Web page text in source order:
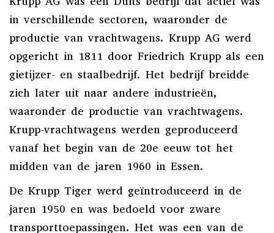
in verschillende sectoren, waaronder de
productie van vrachtwagens. Krupp AG werd
opgericht in 1811 door Friedrich Krupp als een
gietijzer- en staalbedrijf. Het bedrijf breidde
zich later uit naar andere industrieën,
waaronder de productie van vrachtwagens.
Krupp-vrachtwagens werden geproduceerd
vanaf het begin van de 20e eeuw tot het
midden van de jaren 1960 in Essen.
De Krupp Tiger werd geïntroduceerd in de
jaren 1950 en was bedoeld voor zware
transporttoepassingen. Het was een van de